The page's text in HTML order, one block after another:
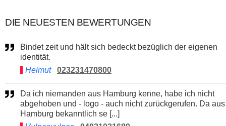
DIE NEUESTEN BEWERTUNGEN
Bindet zeit und hält sich bedeckt bezüglich der eigenen
identität.
Helmut
023231470800
Da ich niemanden aus Hamburg kenne, habe ich nicht
abgehoben und - logo - auch nicht zurückgerufen. Da aus
Hamburg bekanntlich se [...]